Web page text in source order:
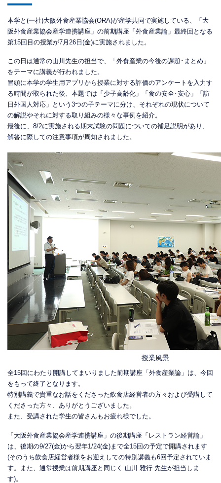
本学と(一社)大阪外食産業協会(ORA)が産学共同で実施している、「大
阪外食産業協会産学連携講座」の前期講座「外食産業論」最終回となる
第15回目の授業が7月26日(金)に実施されました。
この日は通常の山川先生の担当で、「外食産業の今後の課題･まとめ」
をテーマに講義が行われました。
冒頭に本学の学生用アプリから授業に対する評価のアンケートを入力す
る時間が取られた後、本題では「少子高齢化」「食の安全･安心」「訪
日外国人対応」という3つの子テーマに分け、それぞれの現状について
の解説やそれに対する取り組みの様々な事例を紹介。
最後に、8/2に実施される期末試験の問題についての補足説明があり、
解答に際しての注意事項が周知されました。
授業風景
全15回にわたり開講してまいりました前期講座「外食産業論」は、今回
をもって終了となります。
特別講義で貴重なお話をくださった飲食店経営者の方々および受講して
くださった方々、ありがとうございました。
また、受講された学生の皆さんもお疲れ様でした。
「大阪外食産業協会産学連携講座」の後期講座「レストラン経営論」
は、後期の9/27(金)から翌年1/24(金)まで全15回の予定で開講されます
(そのうち飲食店経営者様をお迎えしての特別講義も6回予定されていま
す。また、通常授業は前期講座と同じく 山川 雅行 先生が担当しま
す)。